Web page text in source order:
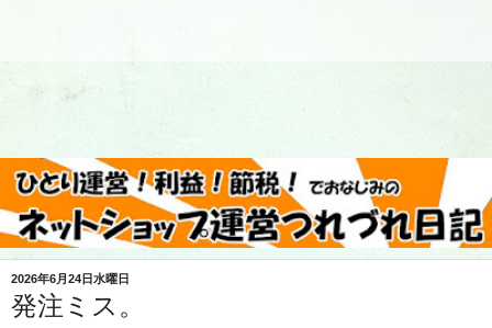
2026年6月24日水曜日
発注ミス。